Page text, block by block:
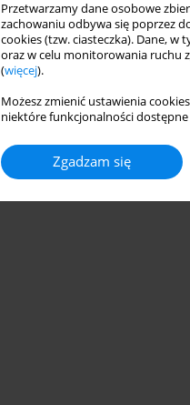
Przetwarzamy dane osobowe
zachowaniu odbywa się poprzez
cookies (tzw. ciasteczka). Dane, w
oraz w celu monitorowania ruchu
(więcej).
Możesz zmienić ustawienia
niektóre funkcjonalności
Zgadzam się